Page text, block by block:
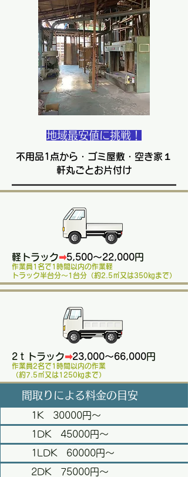
​地域最安値に挑戦！
不用品1点から・ゴミ屋敷・空き家１
軒丸ごとお片付け
軽トラック➡5,500～22,000円
作業員1名で1時間以内の作業軽
トラック半台分​～1台分（約2.5㎥又は350㎏まで）
2ｔトラック➡23,000～66,000円
作業員2名で1時間以内の作業
（約7.5㎥又は1250㎏まで）
間取りによる料金の目安
1K 30000円～
1DK 45000円～
1LDK 60000円～
2DK 75000円～